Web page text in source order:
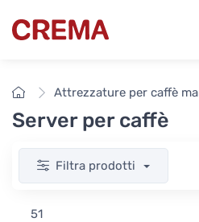
Crema
HomeAttrezzature per caffè
Server per caffè
Filtra prodotti
51